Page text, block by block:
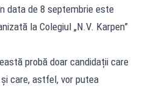
data de 8 septembrie este
la Colegiul „N.V. Karpen”
probă doar candidații care
care, astfel, vor putea